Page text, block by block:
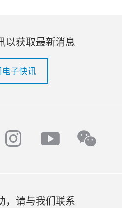
以获取最新消息
电子快讯
instagram
youtube
，请与我们联系